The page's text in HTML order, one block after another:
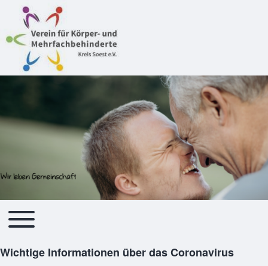
Hauptnavigation
Toggle main menu
Wichtige Informationen über das Coronavirus